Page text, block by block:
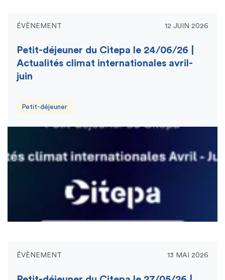
ÉVÈNEMENT 12 JUIN 2026
Petit-déjeuner du Citepa le 24/06/26 |
Actualités climat internationales avril-
juin
Petit-déjeuner
ÉVÈNEMENT 13 MAI 2026